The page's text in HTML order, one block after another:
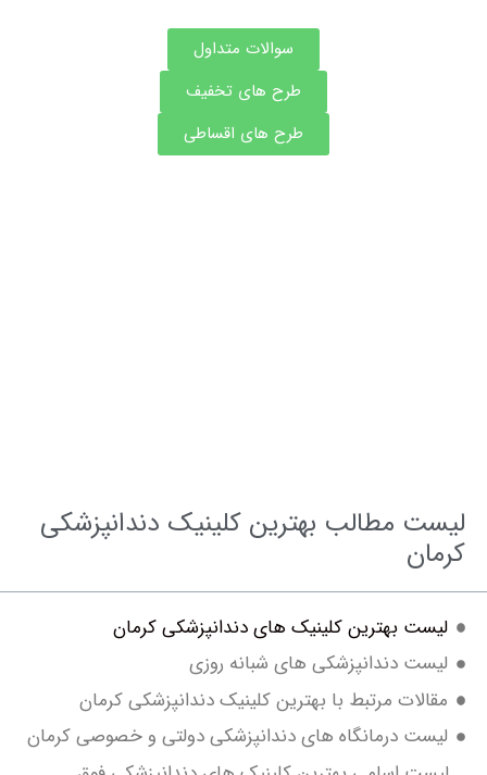
سوالات متداول
طرح های تخفیف
طرح های اقساطی
مطالب بهترین کلینیک دندانپزشکی
بهترین کلینیک های دندانپزشکی کرمان
دندانپزشکی های شبانه روزی
مرتبط با بهترین کلینیک دندانپزشکی کرمان
درمانگاه های دندانپزشکی دولتی و خصوصی کرمان